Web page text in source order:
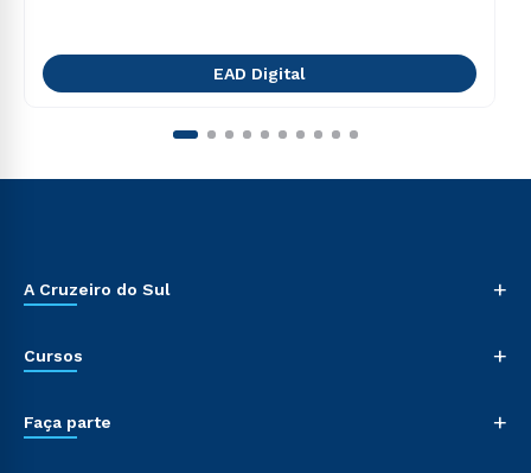
EAD Digital
A Cruzeiro do Sul +
Cursos +
Faça parte +